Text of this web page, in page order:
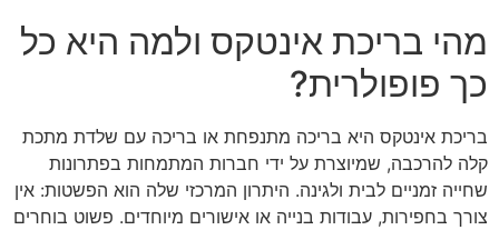
מהי בריכת אינטקס ולמה היא כל
כך פופולרית?
בריכת אינטקס היא בריכה מתנפחת או בריכה עם שלדת מתכת
קלה להרכבה, שמיוצרת על ידי חברות המתמחות בפתרונות
שחייה זמניים לבית ולגינה. היתרון המרכזי שלה הוא הפשטות: אין
צורך בחפירות, עבודות בנייה או אישורים מיוחדים. פשוט בוחרים